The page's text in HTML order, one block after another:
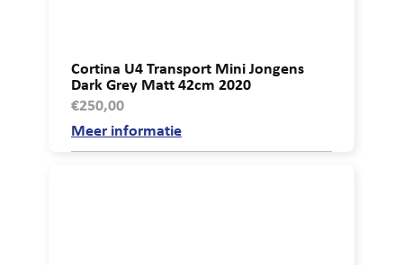
Cortina U4 Transport Mini Jongens
Dark Grey Matt 42cm 2020
€250,00
Meer informatie